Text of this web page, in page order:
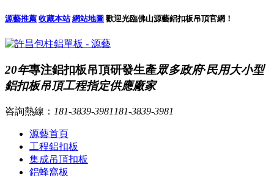
源藝推薦 收藏本站 網站地圖 歡迎光臨佛山源藝鋁扣板吊頂官網！
20年專注鋁扣板吊頂研發生產眾多政府·民用大小型
鋁扣板吊頂工程指定供應廠家
咨詢熱線： 181-3839-3981 181-3839-3981
源藝首頁
工程鋁扣板
集成吊頂扣板
鋁蜂窩板